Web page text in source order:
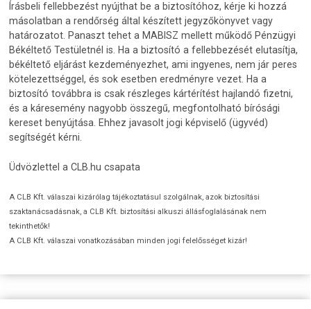
Írásbeli fellebbezést nyújthat be a biztosítóhoz, kérje ki hozzá
másolatban a rendőrség által készített jegyzőkönyvet vagy
határozatot. Panaszt tehet a MABISZ mellett működő Pénzügyi
Békéltető Testületnél is. Ha a biztosító a fellebbezését elutasítja,
békéltető eljárást kezdeményezhet, ami ingyenes, nem jár peres
kötelezettséggel, és sok esetben eredményre vezet. Ha a
biztosító továbbra is csak részleges kártérítést hajlandó fizetni,
és a káresemény nagyobb összegű, megfontolható bírósági
kereset benyújtása. Ehhez javasolt jogi képviselő (ügyvéd)
segítségét kérni.
Üdvözlettel a CLB.hu csapata
A CLB Kft. válaszai kizárólag tájékoztatásul szolgálnak, azok biztosítási
szaktanácsadásnak, a CLB Kft. biztosítási alkuszi állásfoglalásának nem
tekinthetők!
A CLB Kft. válaszai vonatkozásában minden jogi felelősséget kizár!